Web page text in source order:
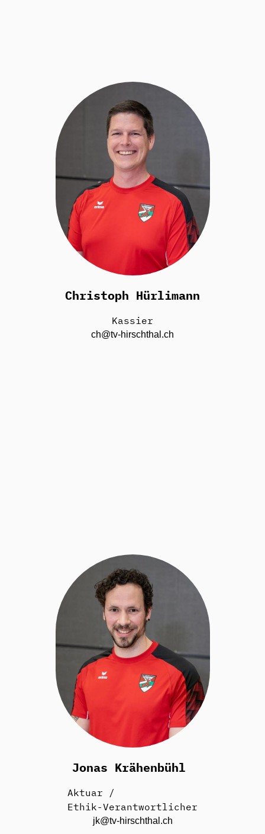
Christoph Hürlimann
Kassier
ch@tv-hirschthal.ch
Jonas Krähenbühl
Aktuar /
Ethik-Verantwortlicher
jk@tv-hirschthal.ch